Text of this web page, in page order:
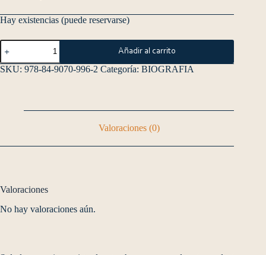
Hay existencias (puede reservarse)
Añadir al carrito
SKU: 978-84-9070-996-2 Categoría: BIOGRAFIA
Valoraciones (0)
Valoraciones
No hay valoraciones aún.